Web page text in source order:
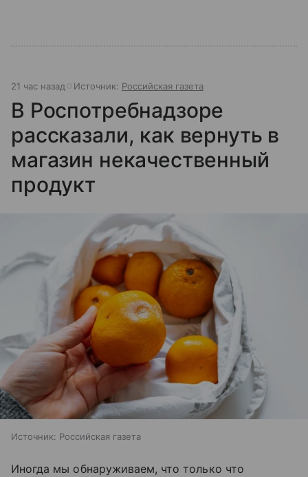
21 час назад Источник: Российская газета
В Роспотребнадзоре
рассказали, как вернуть в
магазин некачественный
продукт
Источник: Российская газета
Иногда мы обнаруживаем, что только что